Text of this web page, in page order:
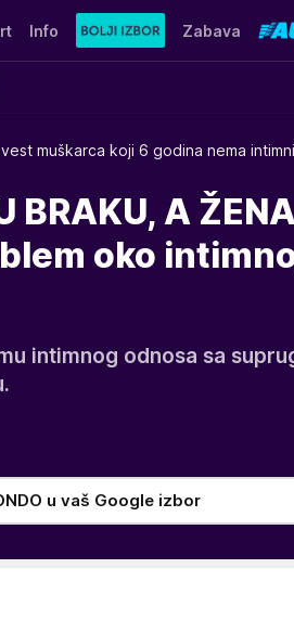
Info Zabava
muškarca koji 6 godina nema
BRAKU, A
oko
intimnog odnosa sa
u vaš Google izbor